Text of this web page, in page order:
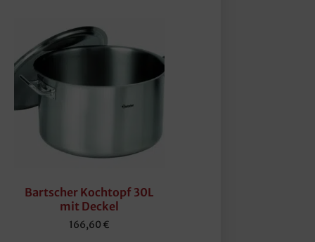
Bartscher Kochtopf 30L
mit Deckel
166,60 €